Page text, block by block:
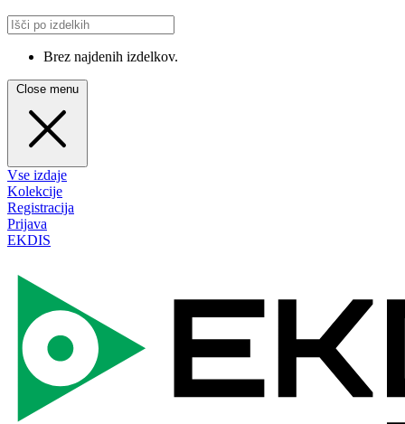
Brez najdenih izdelkov.
Close menu
Vse izdaje
Kolekcije
Registracija
Prijava
EKDIS